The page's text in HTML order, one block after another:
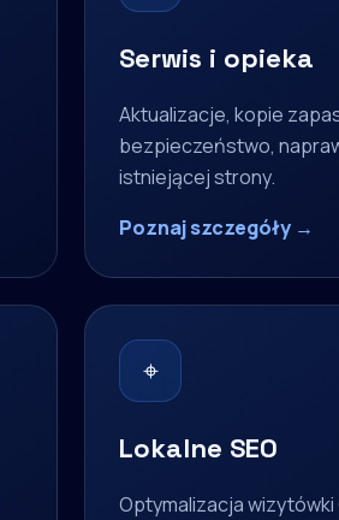
Serwis i opieka
Aktualizacje, kopie
bezpieczeństwo,
istniejącej strony.
Poznaj szczegóły →
⌖
Lokalne SEO
Optymalizacja